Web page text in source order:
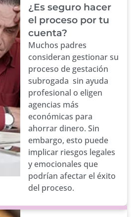
¿Es seguro hacer
el proceso por tu
cuenta?
Muchos padres
consideran gestionar su
proceso de gestación
subrogada sin ayuda
profesional o eligen
agencias más
económicas para
ahorrar dinero. Sin
embargo, esto puede
implicar riesgos legales
y emocionales que
podrían afectar el éxito
del proceso.